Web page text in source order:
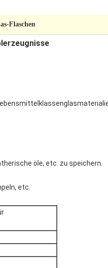
Flaschen
öle, etc. zu speichern.
etc.